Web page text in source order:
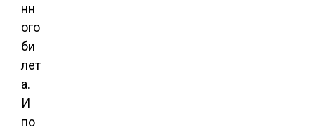
нн
ого
би
лет
а.
И
по